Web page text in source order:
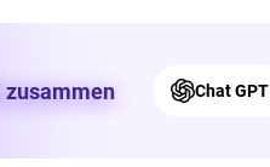
zusammen Chat GPT